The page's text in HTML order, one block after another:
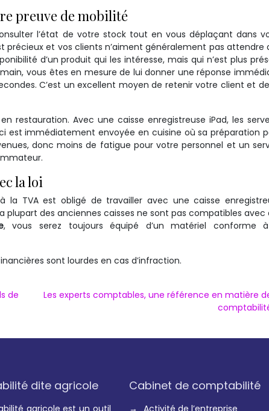
preuve de mobilité
l’état de votre stock tout en vous déplaçant dans
et vos clients n’aiment généralement pas attendre
d’un produit qui les intéresse, mais qui n’est plus
vous êtes en mesure de lui donner une réponse
C’est un excellent moyen de retenir votre client et
restauration. Avec une caisse enregistreuse iPad, les
est immédiatement envoyée en cuisine où sa préparation
donc moins de fatigue pour votre personnel et un
la loi
la TVA est obligé de travailler avec une caisse
plupart des anciennes caisses ne sont pas compatibles avec
, vous serez toujours équipé d’un matériel conforme
sont lourdes en cas d’infraction.
de
Les experts comptables, une référence en matière
dite agricole Cabinet de comptabilité